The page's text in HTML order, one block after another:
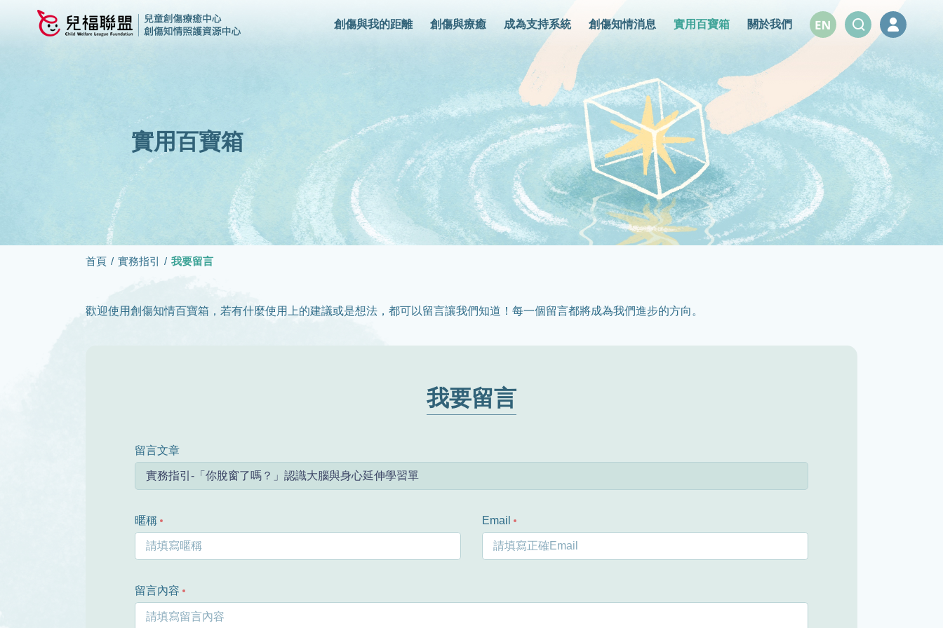
創傷與我的距離 創傷與療癒 成為支持系統 創傷知情消息 實用百寶箱 關於我們
實用百寶箱
首頁 / 實務指引 / 我要留言
歡迎使用創傷知情百寶箱，若有什麼使用上的建議或是想法，都可以留言讓我們知道！每一個留言都將成為我們進步的方向。
我要留言
留言文章
暱稱 Email
留言內容